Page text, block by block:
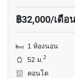
฿32,000/เดือ
1 ห้องนอน
52 ม.2
คอนโด